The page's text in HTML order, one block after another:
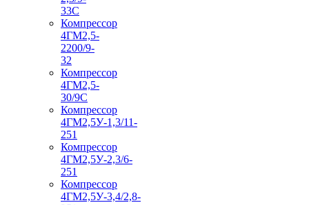
33С
Компрессор
4ГМ2,5-
2200/9-
32
Компрессор
4ГМ2,5-
30/9С
Компрессор
4ГМ2,5У-1,3/11-
251
Компрессор
4ГМ2,5У-2,3/6-
251
Компрессор
4ГМ2,5У-3,4/2,8-